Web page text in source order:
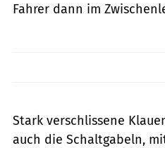
Fahrer dann im
Stark verschlissene
auch die Schaltgabeln,